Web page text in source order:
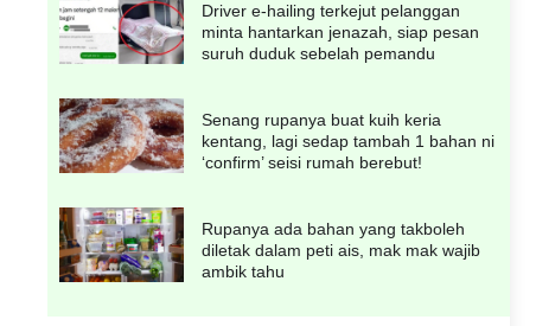
Driver e-hailing terkejut pelanggan
minta hantarkan jenazah, siap pesan
suruh duduk sebelah pemandu
Senang rupanya buat kuih keria
kentang, lagi sedap tambah 1 bahan ni
‘confirm’ seisi rumah berebut!
Rupanya ada bahan yang takboleh
diletak dalam peti ais, mak mak wajib
ambik tahu